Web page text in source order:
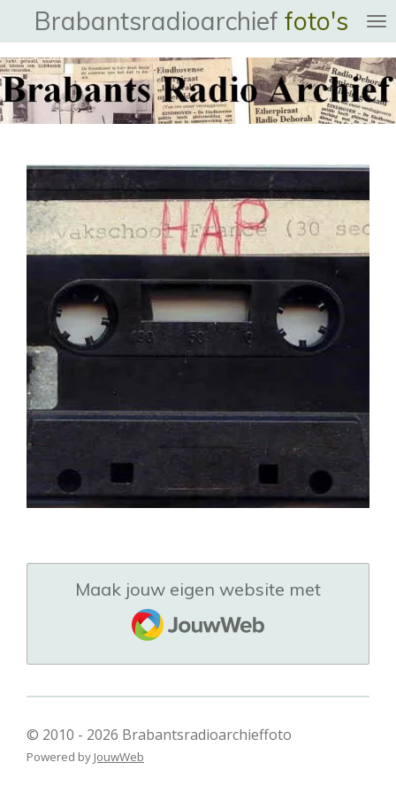
direct
naar
de
hoofdinhoud
Brabantsradioarchief foto's
Maak jouw eigen website met
JouwWeb
© 2010 - 2026 Brabantsradioarchieffoto
Powered by JouwWeb